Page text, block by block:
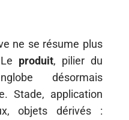
ne se résume plus
produit, pilier du
désormais
Stade, application
objets dérivés :